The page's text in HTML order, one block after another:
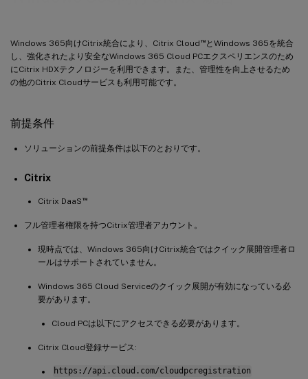
Windows 365向けCitrix統合により、Citrix Cloud ™とWindows 365を統合
し、強化されたより安全なWindows 365 Cloud PCエクスペリエンスのため
にCitrix HDXテクノロジーを利用できます。また、管理性を向上させるため
の他のCitrix Cloudサービスも利用可能です。
前提条件
ソリューションの前提条件は以下のとおりです。
Citrix
Citrix DaaS ™
フル管理者権限を持つCitrix管理者アカウント。
現時点では、Windows 365向けCitrix統合ではクイック展開管理者ロ
ールはサポートされていません。
Windows 365 Cloud Serviceのクイック展開が有効になっている必
要があります。
Cloud PCは以下にアクセスできる必要があります。
Citrix Cloud登録サービス:
https://api.cloud.com/cloudpcregistration